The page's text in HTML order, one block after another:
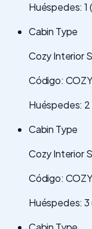
Huéspedes: 1
Cabin Type
Cozy Interior
Código:
Huéspedes:
Cabin Type
Cozy Interior
Código:
Huéspedes: